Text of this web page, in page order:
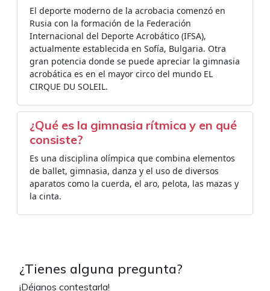
El deporte moderno de la acrobacia comenzó en
Rusia con la formación de la Federación
Internacional del Deporte Acrobático (IFSA),
actualmente establecida en Sofía, Bulgaria. Otra
gran potencia donde se puede apreciar la gimnasia
acrobática es en el mayor circo del mundo EL
CIRQUE DU SOLEIL.
¿Qué es la gimnasia rítmica y en qué
consiste?
Es una disciplina olímpica que combina elementos
de ballet, gimnasia, danza y el uso de diversos
aparatos como la cuerda, el aro, pelota, las mazas y
la cinta.
¿Tienes alguna pregunta?
¡Déjanos contestarla!